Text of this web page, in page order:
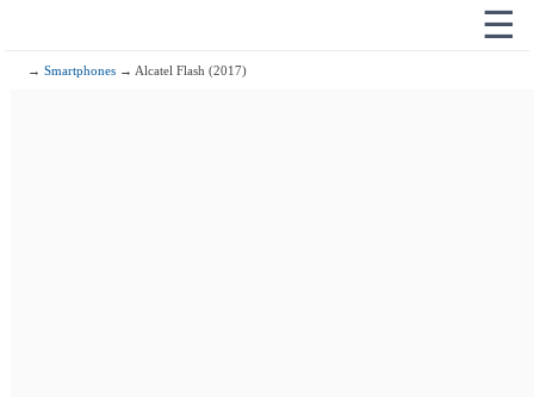
☰
→Smartphones → Alcatel Flash (2017)